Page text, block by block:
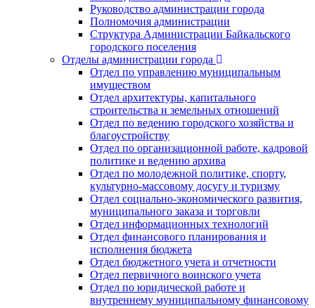
Руководство администрации города
Полномочия администрации
Структура Администрации Байкальского
городского поселения
Отделы администрации города
Отдел по управлению муниципальным
имуществом
Отдел архитектуры, капитального
строительства и земельных отношений
Отдел по ведению городского хозяйства и
благоустройству
Отдел по организационной работе, кадровой
политике и ведению архива
Отдел по молодежной политике, спорту,
культурно-массовому досугу и туризму
Отдел социально-экономического развития,
муниципального заказа и торговли
Отдел информационных технологий
Отдел финансового планирования и
исполнения бюджета
Отдел бюджетного учета и отчетности
Отдел первичного воинского учета
Отдел по юридической работе и
внутреннему муниципальному финансовому